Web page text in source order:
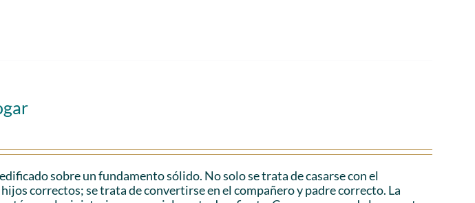
sobre un fundamento sólido. No solo se trata de casarse con el
correctos; se trata de convertirse en el compañero y padre correcto. La